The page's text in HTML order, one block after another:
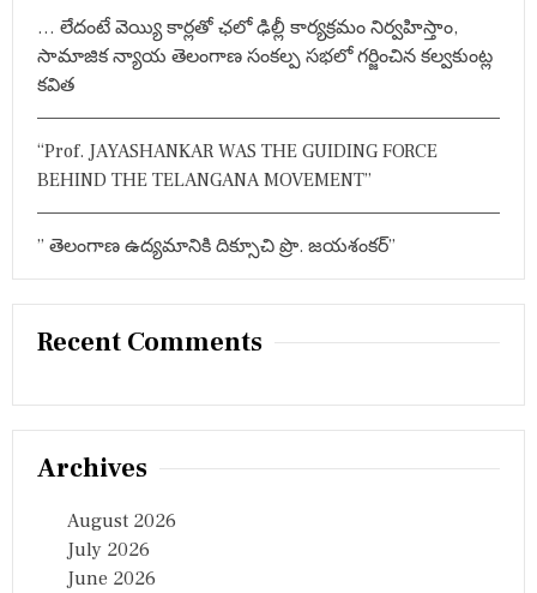
… లేదంటే వెయ్యి కార్లతో ఛలో ఢిల్లీ కార్యక్రమం నిర్వహిస్తాం,
సామాజిక న్యాయ తెలంగాణ సంకల్ప సభలో గర్జించిన కల్వకుంట్ల
కవిత
“Prof. JAYASHANKAR WAS THE GUIDING FORCE
BEHIND THE TELANGANA MOVEMENT”
” తెలంగాణ ఉద్యమానికి దిక్సూచి ప్రొ. జయశంకర్”
Recent Comments
Archives
August 2026
July 2026
June 2026